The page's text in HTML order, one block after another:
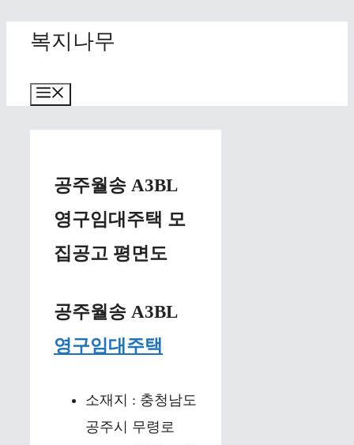
content
복지나무
공주월송 A3BL
영구임대주택 모
집공고 평면도
공주월송 A3BL
영구임대주택
소재지 : 충청남도
공주시 무령로